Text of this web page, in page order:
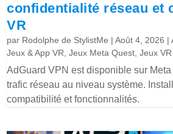
confidentialité réseau et
VR
par Rodolphe de StylistMe |Août 4, 2026 |
Jeux & App VR,Jeux Meta Quest,Jeux
AdGuard VPN est disponible sur
trafic réseau au niveau système.
compatibilité et fonctionnalités.